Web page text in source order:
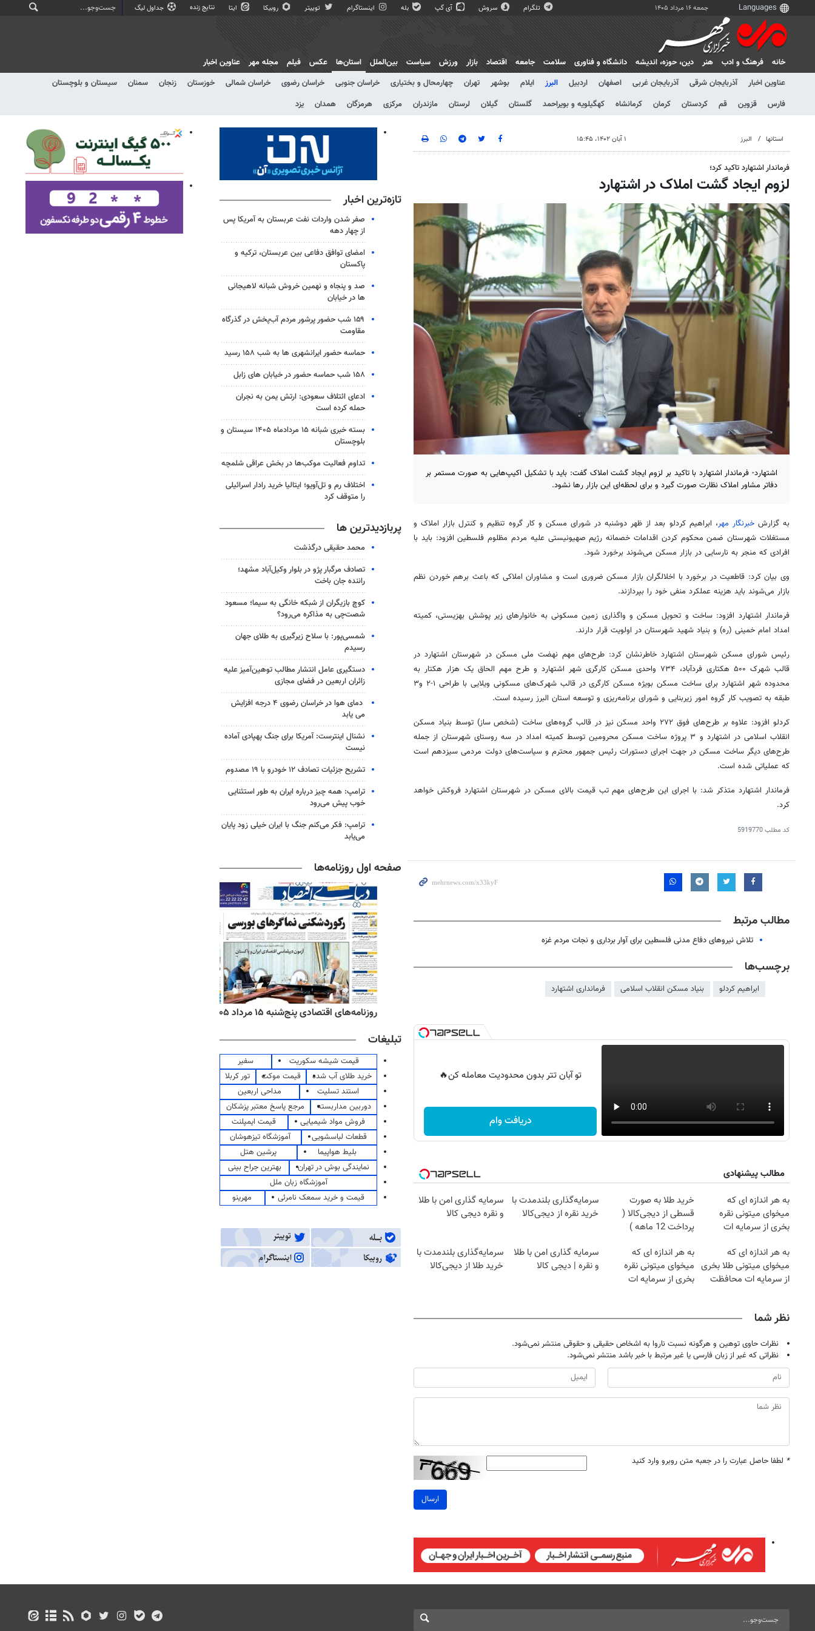
جمعه ۱۶ مرداد ۱۴۰۵ تلگرام سروش آی گپ بله اینستاگرام توییتر روبیکا ایتا نتایج زنده جداول لیگ
خانه فرهنگ و ادب هنر دين، حوزه، انديشه دانشگاه و فناوری سلامت جامعه اقتصاد بازار ورزش سیاست بین‌الملل
استان‌ها
عناوین اخبار
آذربایجان شرقی آذربایجان غربی اصفهان اردبیل البرز ایلام بوشهر تهران چهارمحال و بختیاری خراسان جنوبی خراسان رضوی خراسان شمالی خوزستان زنجان سمنان
سیستان و بلوچستان
فارس
قزوین قم کردستان کرمان کرمانشاه کهگیلویه و بویراحمد گلستان گیلان لرستان مازندران مرکزی هرمزگان همدان یزد
عکس فیلم مجله مهر عناوین اخبار
استانها البرز ۱ آبان ۱۴۰۲، ۱۵:۴۵
فرماندار اشتهارد تاکید کرد؛
لزوم ایجاد گشت املاک در اشتهارد
اشتهارد- فرماندار اشتهارد با تاکید بر لزوم ایجاد گشت املاک گفت: باید با تشکیل اکیپ‌هایی به صورت مستمر بر
دفاتر مشاور املاک نظارت صورت گیرد و برای لحظه‌ای این بازار رها نشود.
به گزارشخبرنگار مهر، ابراهیم کردلو بعد از ظهر دوشنبه در شورای مسکن و کار گروه تنظیم و کنترل بازار املاک و
مستغلات شهرستان ضمن محکوم کردن اقدامات خصمانه رژیم صهیونیستی علیه مردم مظلوم فلسطین افزود: باید با
افرادی که منجر به نارسایی در بازار مسکن می‌شوند برخورد شود.
وی بیان کرد: قاطعیت در برخورد با اخلالگران بازار مسکن ضروری است و مشاوران املاکی که باعث برهم خوردن نظم
بازار می‌شوند باید هزینه عملکرد منفی خود را بپردازند.
فرماندار اشتهارد افزود: ساخت و تحویل مسکن و واگذاری زمین مسکونی به خانوارهای زیر پوشش بهزیستی، کمیته
امداد امام خمینی (ره) و بنیاد شهید شهرستان در اولویت قرار دارند.
رئیس شورای مسکن شهرستان اشتهارد خاطرنشان کرد: طرح‌های مهم نهضت ملی مسکن در شهرستان اشتهارد در
قالب شهرک ۵۰۰ هکتاری فردآباد، ۷۳۴ واحدی مسکن کارگری شهر اشتهارد و طرح مهم الحاق یک هزار هکتار به
محدوده شهر اشتهارد برای ساخت مسکن بویژه مسکن کارگری در قالب شهرک‌های مسکونی ویلایی با طراحی ۱-۲ و۳
طبقه به تصویب کار گروه امور زیربنایی و شورای برنامه‌ریزی و توسعه استان البرز رسیده است.
کردلو افزود: علاوه بر طرح‌های فوق ۲۷۲ واحد مسکن نیز در قالب گروه‌های ساخت (شخص ساز) توسط بنیاد مسکن
انقلاب اسلامی در اشتهارد و ۳ پروژه ساخت مسکن محرومین توسط کمیته امداد در سه روستای شهرستان از جمله
طرح‌های دیگر ساخت مسکن در جهت اجرای دستورات رئیس جمهور محترم و سیاست‌های دولت مردمی سیزدهم است
که عملیاتی شده است.
فرماندار اشتهارد متذکر شد: با اجرای این طرح‌های مهم تب قیمت بالای مسکن در شهرستان اشتهارد فروکش خواهد
کرد.
کد مطلب5919770
مطالب مرتبط
تلاش نیروهای دفاع مدنی فلسطین برای آوار برداری و نجات مردم غزه
برچسب‌ها
ابراهیم کردلو بنیاد مسکن انقلاب اسلامی فرمانداری اشتهارد
تو آبان تتر بدون محدودیت معامله کن🔥
دریافت وام
مطالب پیشنهادی
به هر اندازه ای که
میخوای میتونی نقره
بخری از سرمایه ات
خرید طلا به صورت
قسطی از دیجی‌کالا (
پرداخت 12 ماهه )
سرمایه‌گذاری بلندمدت با
خرید نقره از دیجی‌کالا
سرمایه گذاری امن با طلا
و نقره دیجی کالا
به هر اندازه ای که
میخوای میتونی طلا بخری
از سرمایه ات محافظت
به هر اندازه ای که
میخوای میتونی نقره
بخری از سرمایه ات
سرمایه گذاری امن با طلا
و نقره | دیجی کالا
سرمایه‌گذاری بلندمدت با
خرید طلا از دیجی‌کالا
نظر شما
نظرات حاوی توهین و هرگونه نسبت ناروا به اشخاص حقیقی و حقوقی منتشر نمی‌شود.
نظراتی که غیر از زبان فارسی یا غیر مرتبط با خبر باشد منتشر نمی‌شود.
* لطفا حاصل عبارت را در جعبه متن روبرو وارد کنید
ارسال
تازه‌ترین اخبار
صفر شدن واردات نفت عربستان به آمریکا پس
از چهار دهه
امضای توافق دفاعی بین عربستان، ترکیه و
پاکستان
صد و پنجاه و نهمین خروش شبانه لاهیجانی
ها در خیابان
۱۵۹ شب حضور پرشور مردم آب‌پخش در گذرگاه
مقاومت
حماسه حضور ایرانشهری ها به شب ۱۵۸ رسید
۱۵۸ شب حماسه حضور در خیابان های زابل
ادعای ائتلاف سعودی: ارتش یمن به نجران
حمله کرده است
بسته خبری شبانه ۱۵ مردادماه ۱۴۰۵ سیستان و
بلوچستان
تداوم فعالیت موکب‌ها در بخش عراقی شلمچه
اختلاف رم و تل‌آویو؛ ایتالیا خرید رادار اسرائیلی
را متوقف کرد
پربازدیدترین ها
محمد حقیقی درگذشت
تصادف مرگبار پژو در بلوار وکیل‌آباد مشهد؛
راننده جان باخت
کوچ بازیگران از شبکه خانگی به سیما؛ مسعود
شصت‌چی به مذاکره می‌رود؟
شمسی‌پور: با سلاح زیرگیری به طلای جهان
رسیدم
دستگیری عامل انتشار مطالب توهین‌آمیز علیه
زائران اربعین در فضای مجازی
دمای هوا در خراسان رضوی ۴ درجه افزایش
می یابد
نشنال اینترست: آمریکا برای جنگ پهپادی آماده
نیست
تشریح جزئیات تصادف ۱۲ خودرو با ۱۹ مصدوم
ترامپ: همه چیز درباره ایران به طور استثنایی
خوب پیش می‌رود
ترامپ: فکر می‌کنم جنگ با ایران خیلی زود پایان
می‌یابد
صفحه اول روزنامه‌ها
روزنامه‌های اقتصادی پنج‌شنبه ۱۵ مرداد ۱۴۰۵
تبلیغات
قیمت شیشه سکوریت
سفیر
خرید طلای آب شده
قیمت موکت
تور کربلا
استند تسلیت
مداحی اربعین
دوربین مداربسته
مرجع پاسخ معتبر پزشکان
فروش مواد شیمیایی
قیمت ایمپلنت
قطعات لباسشویی
آموزشگاه تیزهوشان
بلیط هواپیما
پرشین هتل
نمایندگی بوش در تهران
بهترین جراح بینی
آموزشگاه زبان ملل
قیمت و خرید سمعک نامرئی
مهرینو